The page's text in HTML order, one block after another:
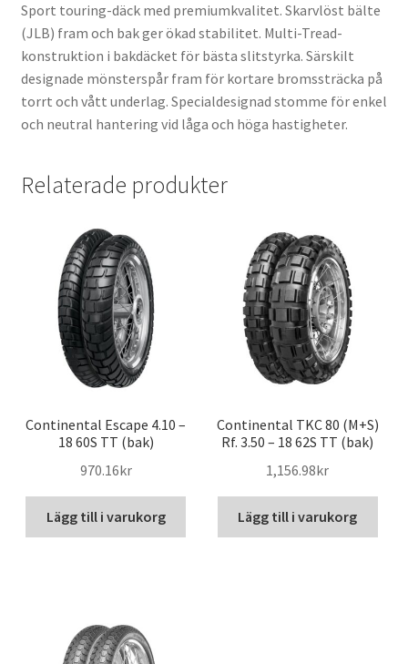
Sport touring-däck med premiumkvalitet. Skarvlöst bälte
(JLB) fram och bak ger ökad stabilitet. Multi-Tread-
konstruktion i bakdäcket för bästa slitstyrka. Särskilt
designade mönsterspår fram för kortare bromssträcka på
torrt och vått underlag. Specialdesignad stomme för enkel
och neutral hantering vid låga och höga hastigheter.
Relaterade produkter
Continental Escape 4.10 –
18 60S TT (bak)
970.16kr
Lägg till i varukorg
Continental TKC 80 (M+S)
Rf. 3.50 – 18 62S TT (bak)
1,156.98kr
Lägg till i varukorg